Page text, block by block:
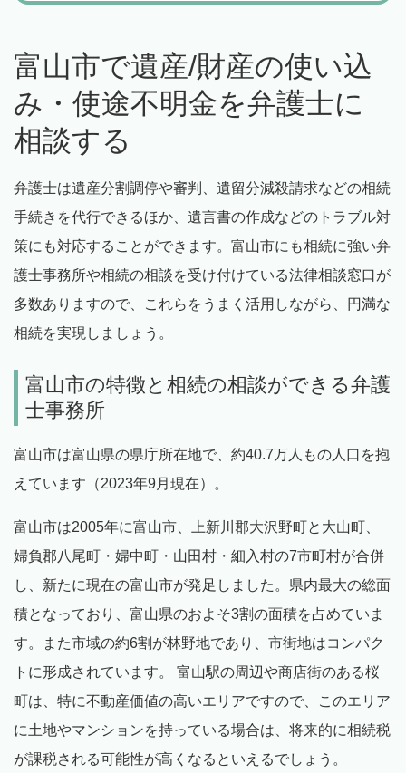
富山市で遺産/財産の使い込
み・使途不明金を弁護士に
相談する
弁護士は遺産分割調停や審判、遺留分減殺請求などの相続
手続きを代行できるほか、遺言書の作成などのトラブル対
策にも対応することができます。富山市にも相続に強い弁
護士事務所や相続の相談を受け付けている法律相談窓口が
多数ありますので、これらをうまく活用しながら、円満な
相続を実現しましょう。
富山市の特徴と相続の相談ができる弁護
士事務所
富山市は富山県の県庁所在地で、約40.7万人もの人口を抱
えています（2023年9月現在）。
富山市は2005年に富山市、上新川郡大沢野町と大山町、
婦負郡八尾町・婦中町・山田村・細入村の7市町村が合併
し、新たに現在の富山市が発足しました。県内最大の総面
積となっており、富山県のおよそ3割の面積を占めていま
す。また市域の約6割が林野地であり、市街地はコンパク
トに形成されています。 富山駅の周辺や商店街のある桜
町は、特に不動産価値の高いエリアですので、このエリア
に土地やマンションを持っている場合は、将来的に相続税
が課税される可能性が高くなるといえるでしょう。